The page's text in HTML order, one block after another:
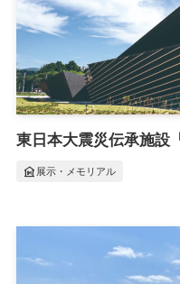
東日本大震災伝承施設
museum 展示・メモリアル